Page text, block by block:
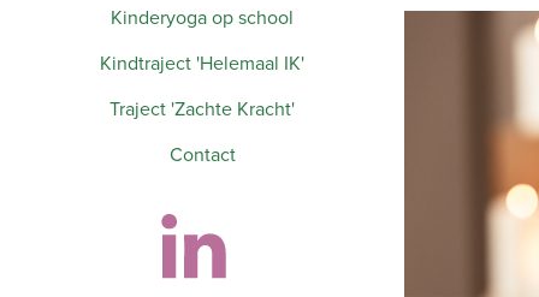
Kinderyoga op school
Kindtraject 'Helemaal IK'
Traject 'Zachte Kracht'
Contact